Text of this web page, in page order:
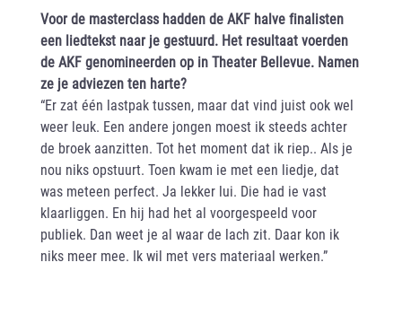
Voor de masterclass hadden de AKF halve finalisten
een liedtekst naar je gestuurd. Het resultaat voerden
de AKF genomineerden op in Theater Bellevue. Namen
ze je adviezen ten harte?
“Er zat één lastpak tussen, maar dat vind juist ook wel
weer leuk. Een andere jongen moest ik steeds achter
de broek aanzitten. Tot het moment dat ik riep.. Als je
nou niks opstuurt. Toen kwam ie met een liedje, dat
was meteen perfect. Ja lekker lui. Die had ie vast
klaarliggen. En hij had het al voorgespeeld voor
publiek. Dan weet je al waar de lach zit. Daar kon ik
niks meer mee. Ik wil met vers materiaal werken.”